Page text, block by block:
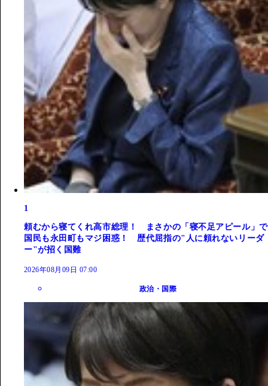
1
頼むから寝てくれ高市総理！ まさかの「寝不足アピール」で
国民も永田町もマジ困惑！ 歴代屈指の"人に頼れないリーダ
ー"が招く国難
2026年08月09日 07:00
政治・国際